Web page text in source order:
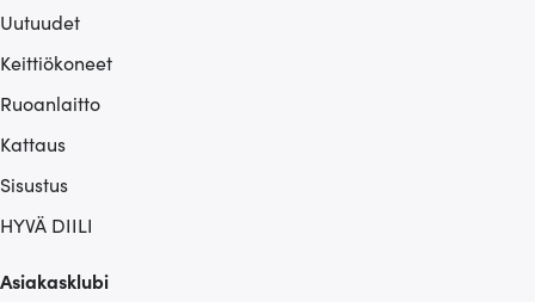
Uutuudet
Keittiökoneet
Ruoanlaitto
Kattaus
Sisustus
HYVÄ DIILI
Asiakasklubi